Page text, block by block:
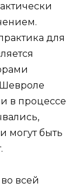
для
в процессе
могут быть
всей